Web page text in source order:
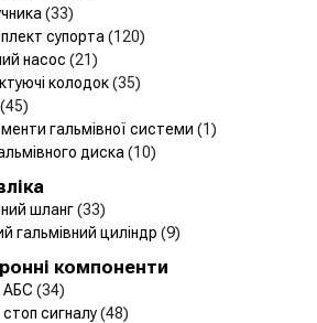
(33)
супорта (120)
насос (21)
колодок(35)
(45)
гальмівної системи (1)
диска (10)
шланг(33)
гальмівний циліндр (9)
компоненти
АБС (34)
сигналу(48)